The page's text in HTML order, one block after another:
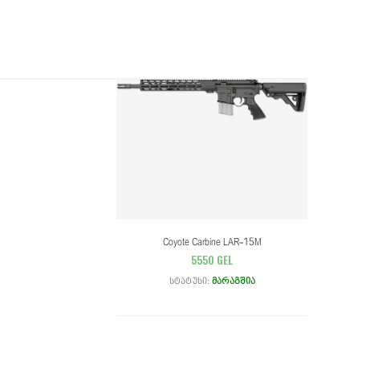
Coyote Carbine LAR-15M
5550 GEL
Სტატუსი: Მარაგშია